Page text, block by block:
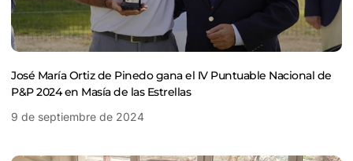
José María Ortiz de Pinedo gana el IV Puntuable Nacional de
P&P 2024 en Masía de las Estrellas
9 de septiembre de 2024